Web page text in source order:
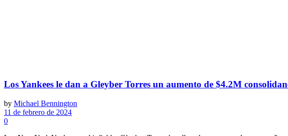
Los Yankees le dan a Gleyber Torres un aumento de $4.2M
by Michael Bennington
11 de febrero de 2024
0